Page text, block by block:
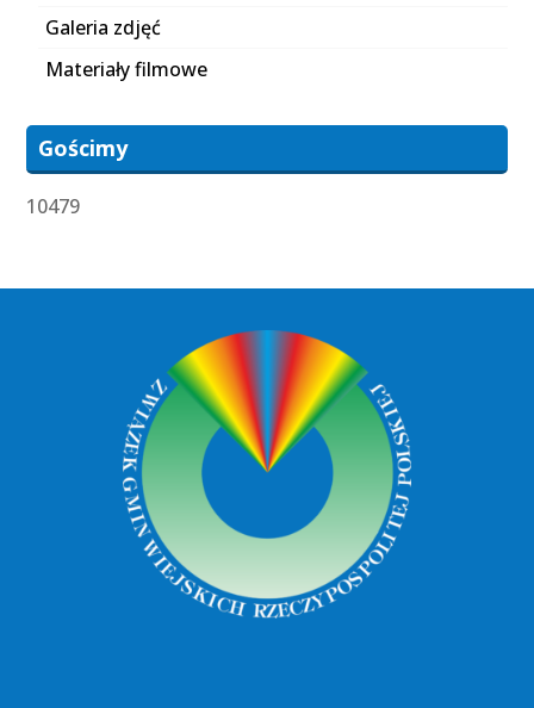
Galeria zdjęć
Materiały filmowe
Gościmy
10479